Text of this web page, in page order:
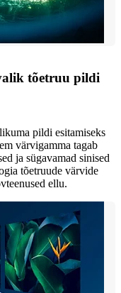
tõetruu pildi
pildi esitamiseks
värvigamma tagab
ja sügavamad sinised
tõetruude värvide
ellu.